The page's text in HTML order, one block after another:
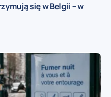
się w Belgii – w